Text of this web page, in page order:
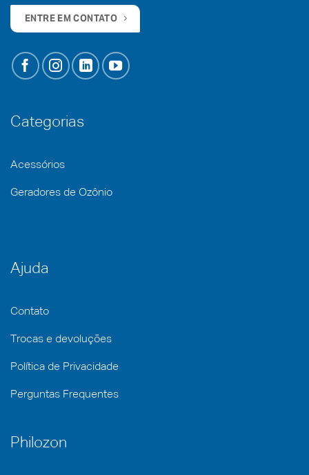
ENTRE EM CONTATO
Categorias
Acessórios
Geradores de Ozônio
Ajuda
Contato
Trocas e devoluções
Política de Privacidade
Perguntas Frequentes
Philozon